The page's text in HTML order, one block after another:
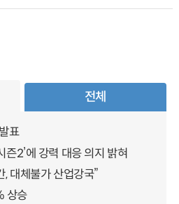
전체
표
즌2’에 강력 대응 의지 밝혀
대체불가 산업강국”
상승